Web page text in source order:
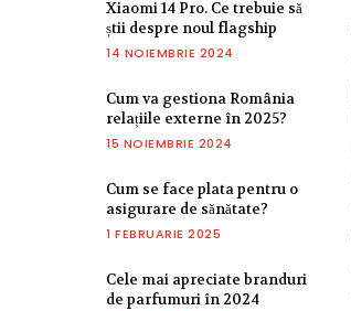
Xiaomi 14 Pro. Ce trebuie să
știi despre noul flagship
14 NOIEMBRIE 2024
Cum va gestiona România
relațiile externe în 2025?
15 NOIEMBRIE 2024
Cum se face plata pentru o
asigurare de sănătate?
1 FEBRUARIE 2025
Cele mai apreciate branduri
de parfumuri în 2024